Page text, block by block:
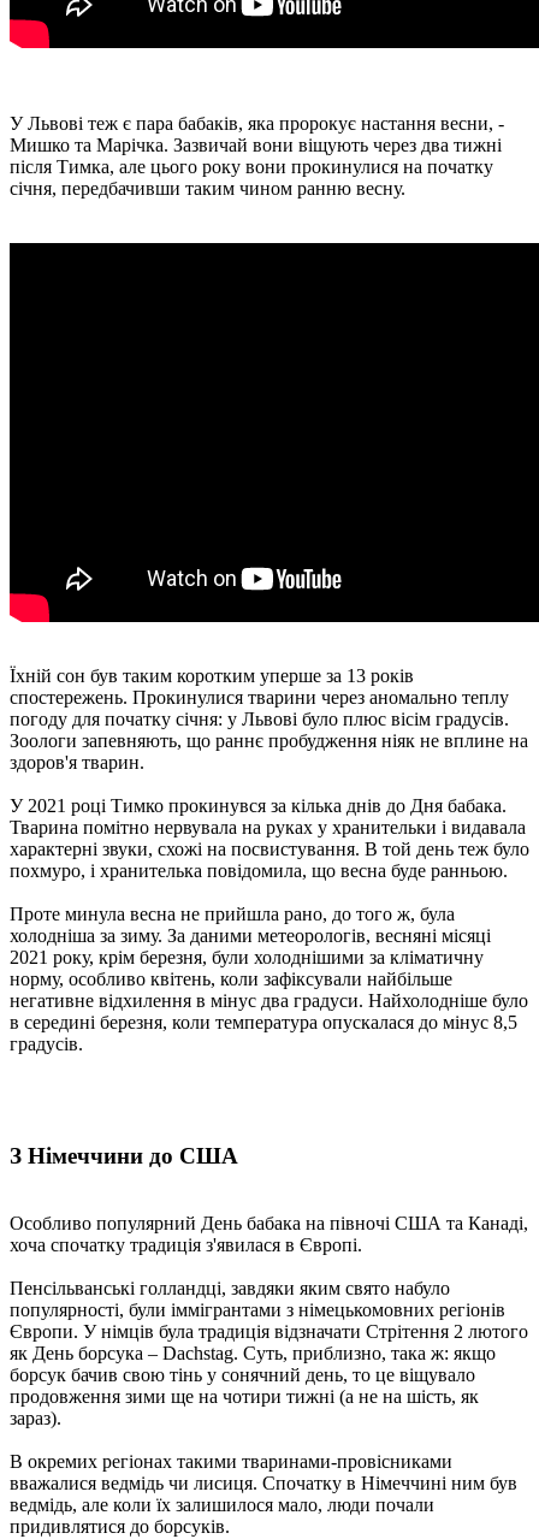
У Львові теж є пара бабаків, яка пророкує настання весни, -
Мишко та Марічка. Зазвичай вони віщують через два тижні
після Тимка, але цього року вони прокинулися на початку
січня, передбачивши таким чином ранню весну.
Їхній сон був таким коротким уперше за 13 років
спостережень. Прокинулися тварини через аномально теплу
погоду для початку січня: у Львові було плюс вісім градусів.
Зоологи запевняють, що раннє пробудження ніяк не вплине на
здоров'я тварин.
У 2021 році Тимко прокинувся за кілька днів до Дня бабака.
Тварина помітно нервувала на руках у хранительки і видавала
характерні звуки, схожі на посвистування. В той день теж було
похмуро, і хранителька повідомила, що весна буде ранньою.
Проте минула весна не прийшла рано, до того ж, була
холодніша за зиму. За даними метеорологів, весняні місяці
2021 року, крім березня, були холоднішими за кліматичну
норму, особливо квітень, коли зафіксували найбільше
негативне відхилення в мінус два градуси. Найхолодніше було
в середині березня, коли температура опускалася до мінус 8,5
градусів.
З Німеччини до США
Особливо популярний День бабака на півночі США та Канаді,
хоча спочатку традиція з'явилася в Європі.
Пенсільванські голландці, завдяки яким свято набуло
популярності, були іммігрантами з німецькомовних регіонів
Європи. У німців була традиція відзначати Стрітення 2 лютого
як День борсука – Dachstag. Суть, приблизно, така ж: якщо
борсук бачив свою тінь у сонячний день, то це віщувало
продовження зими ще на чотири тижні (а не на шість, як
зараз).
В окремих регіонах такими тваринами-провісниками
вважалися ведмідь чи лисиця. Спочатку в Німеччині ним був
ведмідь, але коли їх залишилося мало, люди почали
придивлятися до борсуків.